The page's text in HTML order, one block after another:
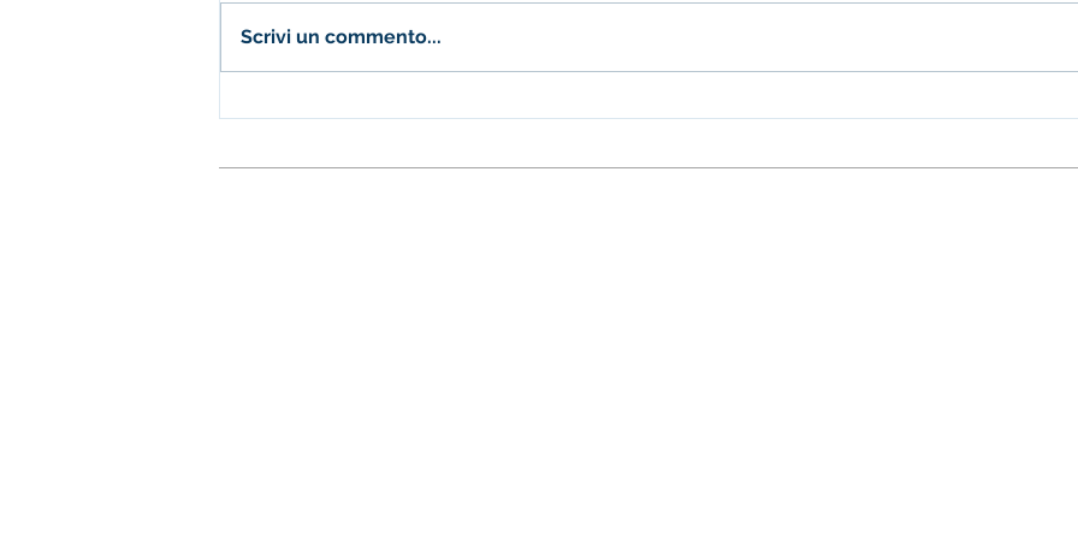
Digitale il 20 aprile!
DELLA LINGUA INGLESE
Scrivi un commento...